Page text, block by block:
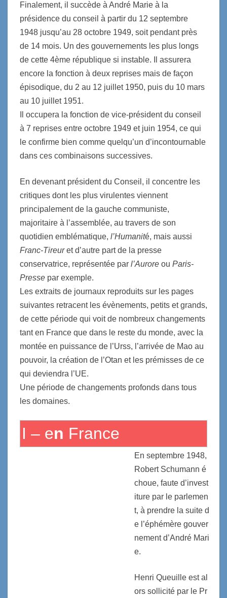
Finalement, il succède à André Marie à la
présidence du conseil à partir du 12 septembre
1948 jusqu’au 28 octobre 1949, soit pendant près
de 14 mois. Un des gouvernements les plus longs
de cette 4ème république si instable. Il assurera
encore la fonction à deux reprises mais de façon
épisodique, du 2 au 12 juillet 1950, puis du 10 mars
au 10 juillet 1951.
Il occupera la fonction de vice-président du conseil
à 7 reprises entre octobre 1949 et juin 1954, ce qui
le confirme bien comme quelqu’un d’incontournable
dans ces combinaisons successives.
En devenant président du Conseil, il concentre les
critiques dont les plus virulentes viennent
principalement de la gauche communiste,
majoritaire à l’assemblée, au travers de son
quotidien emblématique, l’Humanité, mais aussi
Franc-Tireuret d’autre part de la presse
conservatrice, représentée par l’Aurore ou Paris-
Presse par exemple.
Les extraits de journaux reproduits sur les pages
suivantes retracent les évènements, petits et grands,
de cette période qui voit de nombreux changements
tant en France que dans le reste du monde, avec la
montée en puissance de l’Urss, l’arrivée de Mao au
pouvoir, la création de l’Otan et les prémisses de ce
qui deviendra l’UE.
Une période de changements profonds dans tous
les domaines.
I – en France
En septembre 1948,
Robert Schumann é
choue, faute d’invest
iture par le parlemen
t, à prendre la suite d
e l’éphémère gouver
nement d’André Mari
e.
Henri Queuille est al
ors sollicité par le Pr